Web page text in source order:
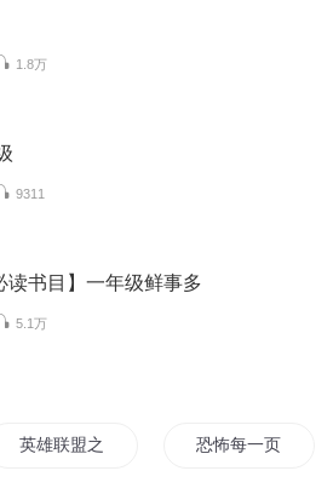
1.8万
9311
读书目】一年级鲜事多
5.1万
英雄联盟之穿越页游 恐怖每一页